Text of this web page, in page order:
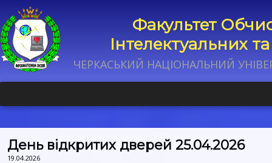
Факультет
Інтелектуальних
ЧЕРКАСЬКИЙ НАЦІОНАЛЬНИЙ
День відкритих дверей 25.04.2026
19.04.2026